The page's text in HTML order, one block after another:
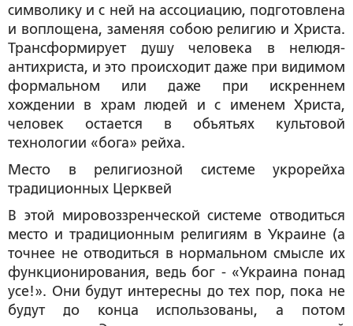
символику и с ней на ассоциацию, подготовлена
и воплощена, заменяя собою религию и Христа.
Трансформирует душу человека в нелюдя-
антихриста, и это происходит даже при видимом
формальном или даже при искреннем
хождении в храм людей и с именем Христа,
человек остается в объятьях культовой
технологии «бога» рейха.
Место в религиозной системе укрорейха
традиционных Церквей
В этой мировоззренческой системе отводиться
место и традиционным религиям в Украине (а
точнее не отводиться в нормальном смысле их
функционирования, ведь бог - «Украина понад
усе!». Они будут интересны до тех пор, пока не
будут до конца использованы, а потом